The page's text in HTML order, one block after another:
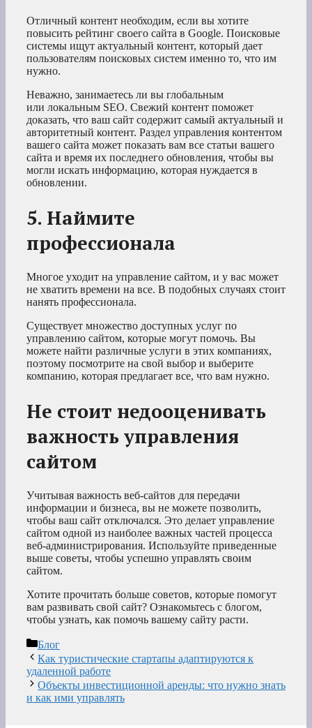
Отличный контент необходим, если вы хотите
повысить рейтинг своего сайта в Google. Поисковые
системы ищут актуальный контент, который дает
пользователям поисковых систем именно то, что им
нужно.
Неважно, занимаетесь ли вы глобальным
или локальным SEO. Свежий контент поможет
доказать, что ваш сайт содержит самый актуальный и
авторитетный контент. Раздел управления контентом
вашего сайта может показать вам все статьи вашего
сайта и время их последнего обновления, чтобы вы
могли искать информацию, которая нуждается в
обновлении.
5. Наймите
профессионала
Многое уходит на управление сайтом, и у вас может
не хватить времени на все. В подобных случаях стоит
нанять профессионала.
Существует множество доступных услуг по
управлению сайтом, которые могут помочь. Вы
можете найти различные услуги в этих компаниях,
поэтому посмотрите на свой выбор и выберите
компанию, которая предлагает все, что вам нужно.
Не стоит недооценивать
важность управления
сайтом
Учитывая важность веб-сайтов для передачи
информации и бизнеса, вы не можете позволить,
чтобы ваш сайт отключался. Это делает управление
сайтом одной из наиболее важных частей процесса
веб-администрирования. Используйте приведенные
выше советы, чтобы успешно управлять своим
сайтом.
Хотите прочитать больше советов, которые помогут
вам развивать свой сайт? Ознакомьтесь с блогом,
чтобы узнать, как помочь вашему сайту расти.
Рубрики
Блог
Как туристические стартапы адаптируются к
удаленной работе
Объекты инвестиционной аренды: что нужно знать
и как ими управлять